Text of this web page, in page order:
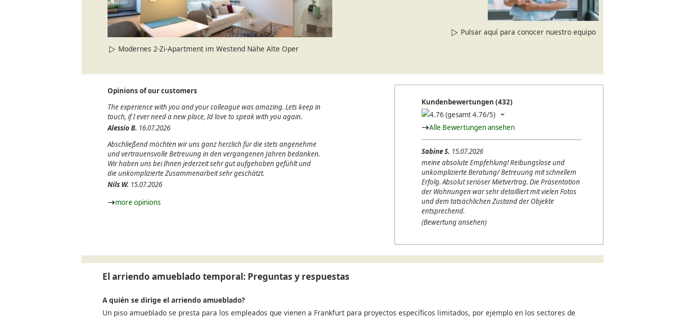
Modernes 2-Zi-Apartment im Westend Nähe Alte Oper
Pulsar aquí para conocer nuestro equipo
Opinions of our customers
The experience with you and your colleague was amazing. Lets keep in
touch, if I ever need a new place, Id love to speak with you again.
Alessio B. 16.07.2026
Abschließend möchten wir uns ganz herzlich für die stets angenehme
und vertrauensvolle Betreuung in den vergangenen Jahren bedanken.
Wir haben uns bei Ihnen jederzeit sehr gut aufgehoben gefühlt und
die unkomplizierte Zusammenarbeit sehr geschätzt.
Nils W. 15.07.2026
more opinions
Kundenbewertungen (432)
(gesamt 4.76/5)
Alle Bewertungen ansehen
Sabine S. 15.07.2026
meine absolute Empfehlung! Reibungslose und
unkomplizierte Beratung/ Betreuung mit schnellem
Erfolg. Absolut seriöser Mietvertrag. Die Präsentation
der Wohnungen war sehr detailliert mit vielen Fotos
und dem tatsächlichen Zustand der Objekte
entsprechend.
(Bewertung ansehen)
El arriendo amueblado temporal: Preguntas y respuestas
A quién se dirige el arriendo amueblado?
Un piso amueblado se presta para los empleados que vienen a Frankfurt para proyectos específicos limitados, por ejemplo en los sectores de